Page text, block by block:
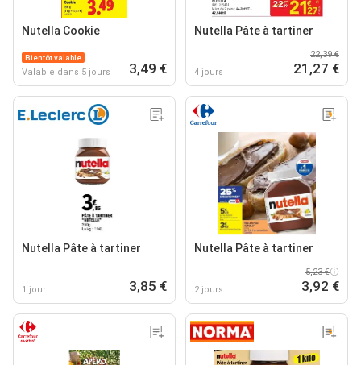
Nutella Cookie
Bientôt valable
Valable dans 5 jours 3,49 €
Nutella Pâte à tartiner
4 jours
22,39 €
21,27 €
Nutella Pâte à tartiner
1 jour 3,85 €
Nutella Pâte à tartiner
2 jours
5,23 €
3,92 €